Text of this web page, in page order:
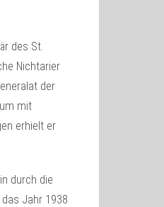
des St.
Nichtarier
der
mit
erhielt er
durch die
Jahr 1938